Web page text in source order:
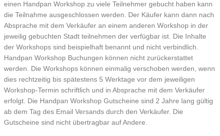
einen Handpan Workshop zu viele Teilnehmer gebucht haben kann
die Teilnahme ausgeschlossen werden. Der Käufer kann dann nach
Absprache mit dem Verkäufer an einem anderen Workshop in der
jeweilig gebuchten Stadt teilnehmen der verfügbar ist. Die Inhalte
der Workshops sind beispielhaft benannt und nicht verbindlich.
Handpan Workshop Buchungen können nicht zurückerstattet
werden. Die Workshops können einmalig verschoben werden, wenn
dies rechtzeitig bis spätestens 5 Werktage vor dem jeweiligen
Workshop-Termin schriftlich und in Absprache mit dem Verkäufer
erfolgt. Die Handpan Workshop Gutscheine sind 2 Jahre lang gültig
ab dem Tag des Email Versands durch den Verkäufer. Die
Gutscheine sind nicht übertragbar auf Andere.